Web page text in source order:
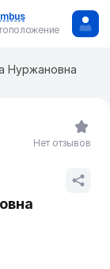
Нуржановна
Нет отзывов